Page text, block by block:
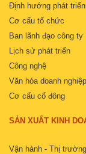
Định hướng phát triển
Cơ cấu tổ chức
Ban lãnh đạo công ty
Lịch sử phát triển
Công nghệ
Văn hóa doanh nghiệp
Cơ cấu cổ đông
SẢN XUẤT KINH
Vận hành - Thị